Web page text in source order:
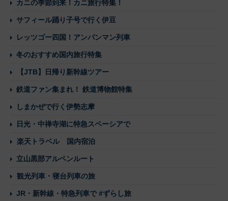
カニの季節到来！カニ旅行特集！
サフィール踊り子号で行く伊豆
レッツゴー四国！アンパンマン列車
冬のおすすめ国内旅行特集
【JTB】日帰り新幹線ツアー
鉄道ファン集まれ！ 鉄道博物館特集
しまかぜで行く伊勢志摩
日光・中禅寺湖に特急スペーシアで
楽天トラベル 国内宿泊
立山黒部アルペンルート
観光列車・寝台列車の旅
JR・新幹線・特急列車で #ずらし旅